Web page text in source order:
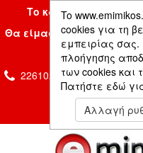
To
cookies για τη
εμπειρίας σας.
πλοήγησης
των cookies και
Πατήστε εδώ
Αλλαγή
Το κατάστημα μας
Θα είμαστε και πάλι
Σας ευχόμαστε
2261026435 &